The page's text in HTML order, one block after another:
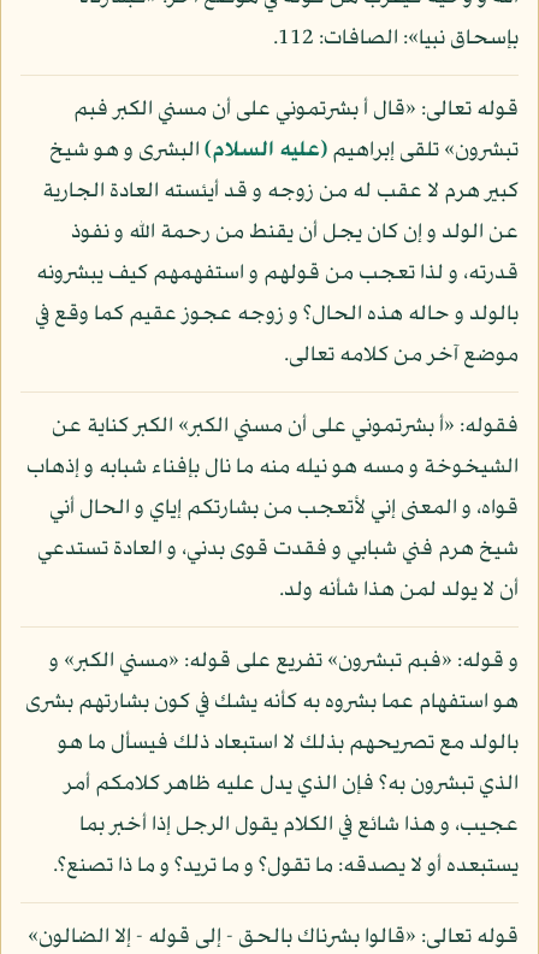
بإسحاق نبيا»: الصافات: 112.
قوله تعالى: «قال أ بشرتموني على أن مسني الكبر فبم
تبشرون» تلقى إبراهيم(عليه السلام)البشرى و هو شيخ
كبير هرم لا عقب له من زوجه و قد أيئسته العادة الجارية
عن الولد و إن كان يجل أن يقنط من رحمة الله و نفوذ
قدرته، و لذا تعجب من قولهم و استفهمهم كيف يبشرونه
بالولد و حاله هذه الحال؟ و زوجه عجوز عقيم كما وقع في
موضع آخر من كلامه تعالى.
فقوله: «أ بشرتموني على أن مسني الكبر» الكبر كناية عن
الشيخوخة و مسه هو نيله منه ما نال بإفناء شبابه و إذهاب
قواه، و المعنى إني لأتعجب من بشارتكم إياي و الحال أني
شيخ هرم فني شبابي و فقدت قوى بدني، و العادة تستدعي
أن لا يولد لمن هذا شأنه ولد.
و قوله: «فبم تبشرون» تفريع على قوله: «مسني الكبر» و
هو استفهام عما بشروه به كأنه يشك في كون بشارتهم بشرى
بالولد مع تصريحهم بذلك لا استبعاد ذلك فيسأل ما هو
الذي تبشرون به؟ فإن الذي يدل عليه ظاهر كلامكم أمر
عجيب، و هذا شائع في الكلام يقول الرجل إذا أخبر بما
يستبعده أو لا يصدقه: ما تقول؟ و ما تريد؟ و ما ذا تصنع؟.
قوله تعالى: «قالوا بشرناك بالحق - إلى قوله - إلا الضالون»